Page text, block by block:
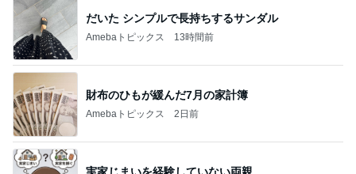
だいた シンプルで長持ちするサンダル
Amebaトピックス 13時間前
財布のひもが緩んだ7月の家計簿
Amebaトピックス 2日前
実家じまいを経験していない両親